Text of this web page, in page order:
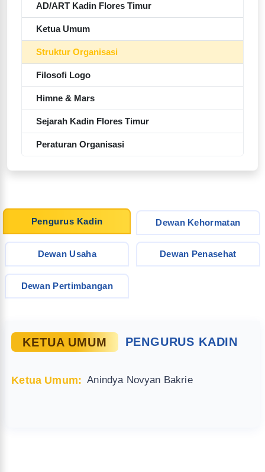
AD/ART Kadin Flores Timur
Ketua Umum
Struktur Organisasi
Filosofi Logo
Himne & Mars
Sejarah Kadin Flores Timur
Peraturan Organisasi
Pengurus Kadin Dewan Kehormatan
Dewan Usaha Dewan Penasehat
Dewan Pertimbangan
KETUA UMUM PENGURUS KADIN
Ketua Umum: Anindya Novyan Bakrie